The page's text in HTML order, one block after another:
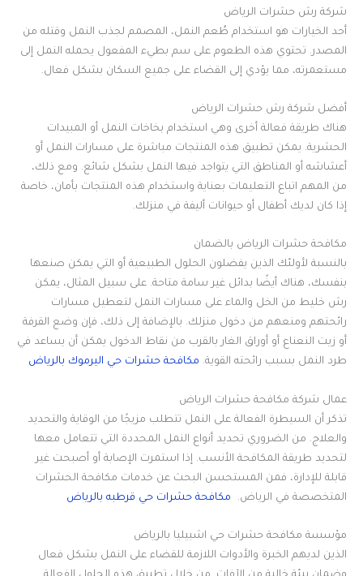
شركة رش حشرات الرياض
أحد الخيارات هو استخدام طُعم النمل، المصمم لجذب النمل وقتله من
المصدر. تحتوي هذه الطعوم على سم بطيء المفعول يحمله النمل إلى
مستعمرته، مما يؤدي إلى القضاء على جميع السكان بشكل فعال.
أفضل شركة رش حشرات الرياض
هناك طريقة فعالة أخرى وهي استخدام بخاخات النمل أو المبيدات
الحشرية. يمكن تطبيق هذه المنتجات مباشرة على مسارات النمل أو
أعشاشه أو المناطق التي يتواجد فيها النمل بشكل شائع. ومع ذلك،
من المهم اتباع التعليمات بعناية واستخدام هذه المنتجات بأمان، خاصة
إذا كان لديك أطفال أو حيوانات أليفة في منزلك.
مكافحة حشرات الرياض بالضمان
بالنسبة لأولئك الذين يفضلون الحلول الطبيعية أو التي يمكن صنعها
بنفسك، هناك أيضًا بدائل غير سامة متاحة. على سبيل المثال، يمكن
رش خليط من الخل والماء على مسارات النمل لتعطيل مسارات
رائحتهم ومنعهم من دخول منزلك. بالإضافة إلى ذلك، فإن وضع القرفة
أو زيت النعناع أو أوراق الغار بالقرب من نقاط الدخول يمكن أن يساعد في
طرد النمل بسبب رائحته القوية. مكافحة حشرات حي اليرموك بالرياض
عمال شركة مكافحة حشرات الرياض
تذكر أن السيطرة الفعالة على النمل تتطلب مزيجًا من الوقاية والتحديد
والعلاج. من الضروري تحديد أنواع النمل المحددة التي تتعامل معها
لتحديد طريقة المكافحة الأنسب. إذا استمرت الإصابة أو أصبحت غير
قابلة للإدارة، فمن المستحسن البحث عن خدمات مكافحة الحشرات
المتخصصة في الرياض. مكافحة حشرات حي قرطبه بالرياض
مؤسسة مكافحة حشرات حي اشبيليا بالرياض
الذين لديهم الخبرة والأدوات اللازمة للقضاء على النمل بشكل فعال